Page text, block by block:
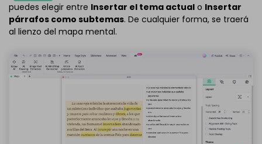
puedes elegir entre Insertar el tema actual o Insertar
párrafos como subtemas. De cualquier forma, se traerá
al lienzo del mapa mental.